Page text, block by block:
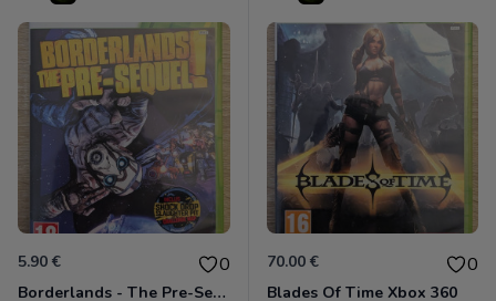
5.90 € 0
Borderlands - The Pre-Sequel ! Xbox 360
70.00 € 0
Blades Of Time Xbox 360